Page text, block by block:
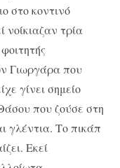
στο κοντινό
νοίκιαζαν τρία
Γιωργάρα που
γίνει σημείο
που ζούσε στη
γλέντια. Το πικάπ
Εκεί